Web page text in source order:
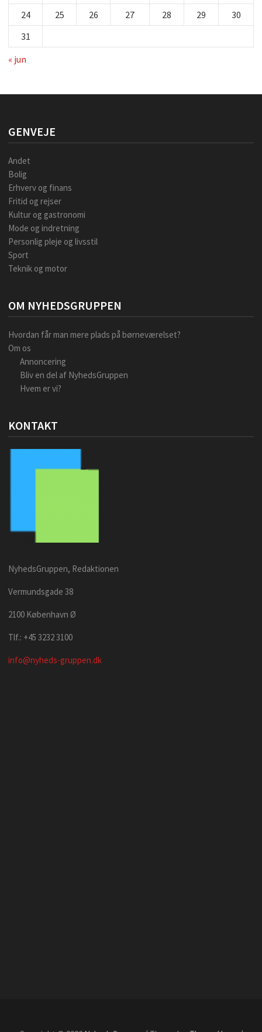
24
25 26 27 28 29
30
31
« jun
GENVEJE
Andet
Bolig
Erhverv og finans
Fritid og rejser
Kultur og gastronomi
Mode og indretning
Personlig pleje og livsstil
Sport
Teknik og motor
OM NYHEDSGRUPPEN
Hvordan får man mere plads på børneværelset?
Om os
Annoncering
Bliv en del af NyhedsGruppen
Hvem er vi?
KONTAKT
NyhedsGruppen, Redaktionen
Vermundsgade 38
2100 København Ø
Tlf.: +45 3232 3100
info@nyheds-gruppen.dk